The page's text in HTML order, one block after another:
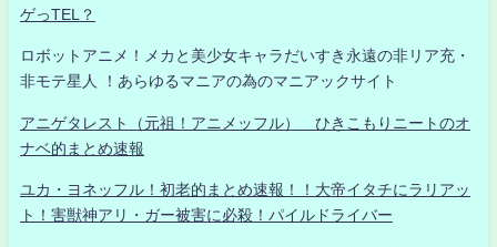
ゲっTEL？
ロボットアニメ！メカと美少女キャラだいすき永遠の非リア充・
非モテ星人 ！あらゆるマニアの為のマニアックサイト
アニゲタレスト（元祖！アニメッフル） ひきこもりニートのオ
ナベ的まとめ速報
ユカ・ヨネッフル！初老的まとめ速報！！大帝イタチにラリアッ
ト！害獣神アリ・ガー被害に必殺！パイルドライバー